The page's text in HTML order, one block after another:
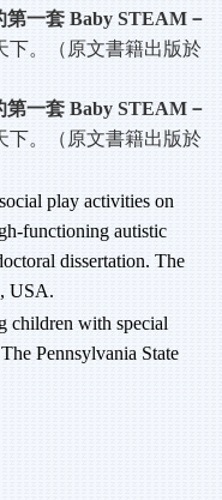
第一套 Baby STEAM －
下。（原文書籍出版於
第一套 Baby STEAM －
下。（原文書籍出版於
play activities on
functioning autistic
dissertation. The
USA.
children with special
Pennsylvania State